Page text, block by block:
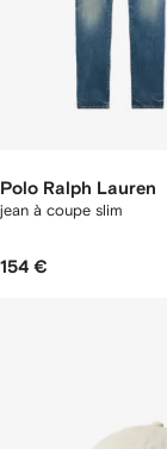
Polo Ralph Lauren
jean à coupe slim
154 €